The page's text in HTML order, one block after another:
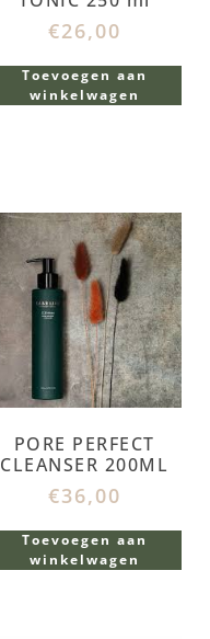
€26,00
Toevoegen aan
winkelwagen
PORE PERFECT
CLEANSER 200ML
€36,00
Toevoegen aan
winkelwagen